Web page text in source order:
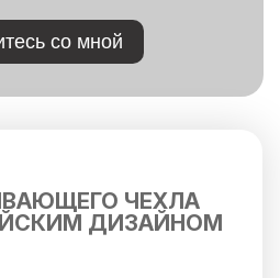
со мной
ЧЕХЛА
ДИЗАЙНОМ